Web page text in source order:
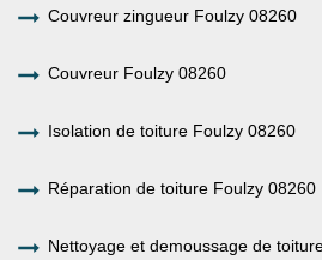
Couvreur zingueur Foulzy 08260
Couvreur Foulzy 08260
Isolation de toiture Foulzy 08260
Réparation de toiture Foulzy 08260
Nettoyage et demoussage de